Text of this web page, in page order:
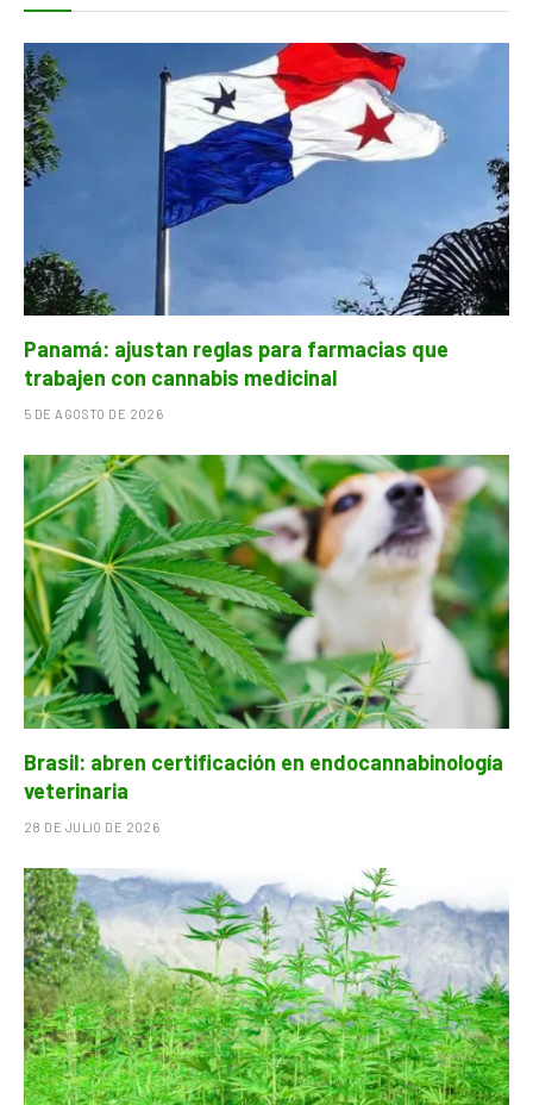
Panamá: ajustan reglas para farmacias que
trabajen con cannabis medicinal
5 DE AGOSTO DE 2026
Brasil: abren certificación en endocannabinología
veterinaria
28 DE JULIO DE 2026